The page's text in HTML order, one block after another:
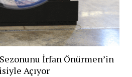
İrfan Önürmen’in
Açıyor